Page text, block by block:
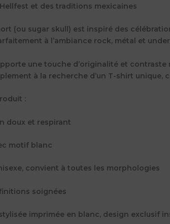
et des traditions mexicaines
(ou sugar skull) est inspiré des
à l’ambiance rock, métal et
une touche d’originalité et
à la recherche d’un T-shirt unique,
:
doux et respirant
motif blanc
convient à toutes les morphologies
soignées
imprimée en blanc, design exclusif